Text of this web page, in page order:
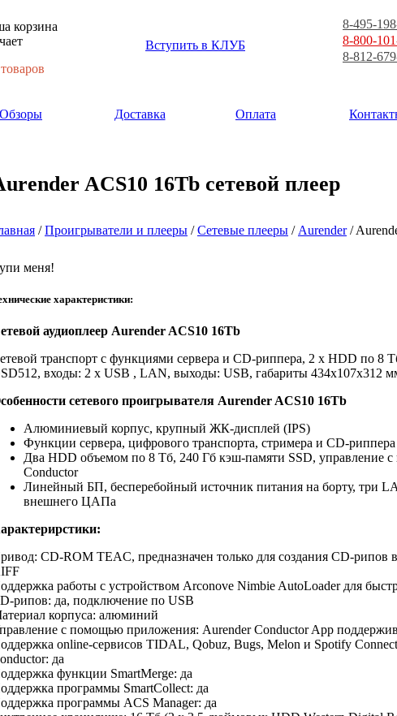
корзина
Вступить в КЛУБ
8-495-
8-800-
8-812-
Обзоры Доставка Оплата
ACS10 16Tb сетевой плеер
/Проигрыватели и плееры /Сетевые плееры / Aurender/
меня!
характеристики:
аудиоплеер Aurender ACS10 16Tb
транспорт с функциями сервера и CD-риппера, 2 х HDD по 8
входы: 2 х USB , LAN, выходы: USB, габариты 434x107x312
сетевого проигрывателя Aurender ACS10 16Tb
Алюминиевый корпус, крупный ЖК-дисплей (IPS)
Функции сервера, цифрового транспорта, стримера и СD-риппера
Два HDD объемом по 8 Тб, 240 Гб кэш-памяти SSD, управление
Conductor
Линейный БП, бесперебойный источник питания на борту, три
внешнего ЦАПа
CD-ROM TEAC, предназначен только для создания CD-
работы с устройством Arconove Nimbie AutoLoader для
рипов: да, подключение по USB
корпуса: алюминий
с помощью приложения: Aurender Conductor App
online-сервисов TIDAL, Qobuz, Bugs, Melon и Spotify
да
функции SmartMerge: да
программы SmartCollect: да
программы ACS Manager: да